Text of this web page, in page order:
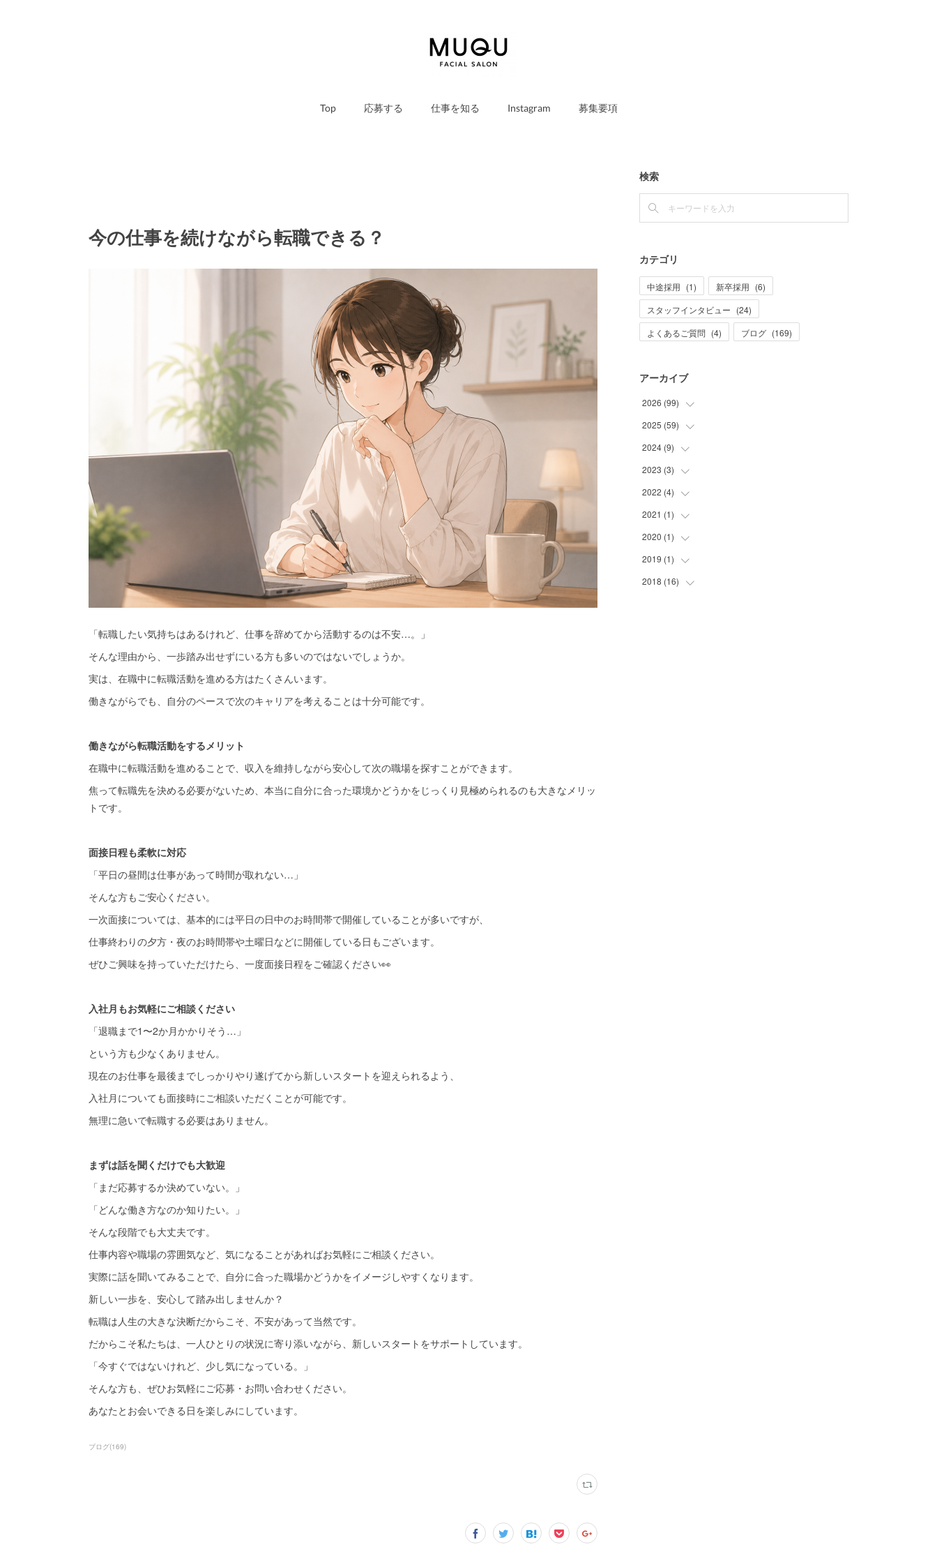
Top 応募する 仕事を知る Instagram 募集要項
今の仕事を続けながら転職できる？
「転職したい気持ちはあるけれど、仕事を辞めてから活動するのは不安…。」
そんな理由から、一歩踏み出せずにいる方も多いのではないでしょうか。
実は、在職中に転職活動を進める方はたくさんいます。
働きながらでも、自分のペースで次のキャリアを考えることは十分可能です。
働きながら転職活動をするメリット
在職中に転職活動を進めることで、収入を維持しながら安心して次の職場を探すことができます。
焦って転職先を決める必要がないため、本当に自分に合った環境かどうかをじっくり見極められるのも大きなメリッ
トです。
面接日程も柔軟に対応
「平日の昼間は仕事があって時間が取れない…」
そんな方もご安心ください。
一次面接については、基本的には平日の日中のお時間帯で開催していることが多いですが、
仕事終わりの夕方・夜のお時間帯や土曜日などに開催している日もございます。
ぜひご興味を持っていただけたら、一度面接日程をご確認ください👀
入社月もお気軽にご相談ください
「退職まで1〜2か月かかりそう…」
という方も少なくありません。
現在のお仕事を最後までしっかりやり遂げてから新しいスタートを迎えられるよう、
入社月についても面接時にご相談いただくことが可能です。
無理に急いで転職する必要はありません。
まずは話を聞くだけでも大歓迎
「まだ応募するか決めていない。」
「どんな働き方なのか知りたい。」
そんな段階でも大丈夫です。
仕事内容や職場の雰囲気など、気になることがあればお気軽にご相談ください。
実際に話を聞いてみることで、自分に合った職場かどうかをイメージしやすくなります。
新しい一歩を、安心して踏み出しませんか？
転職は人生の大きな決断だからこそ、不安があって当然です。
だからこそ私たちは、一人ひとりの状況に寄り添いながら、新しいスタートをサポートしています。
「今すぐではないけれど、少し気になっている。」
そんな方も、ぜひお気軽にご応募・お問い合わせください。
あなたとお会いできる日を楽しみにしています。
ブログ(169)
検索
カテゴリ
中途採用 (1) 新卒採用 (6)
スタッフインタビュー (24)
よくあるご質問 (4) ブログ (169)
アーカイブ
2026 (99)
(20
)
(
21 )
(
10
(
32
(
)
(
(
2025 (59)
(
)
(
)
(
)
(
)
(
)
(
(3
2024 (9)
(
)
(
)
2023 (3)
(
)
(
)
2022 (4)
(
)
(
)
(
)
(1
2021 (1)
(
)
2020 (1)
(
)
2019 (1)
(1
2018 (16)